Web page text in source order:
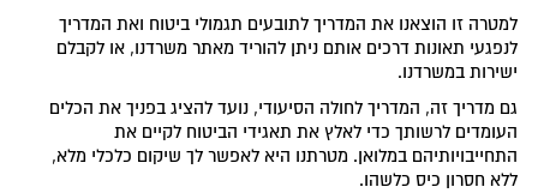
למטרה זו הוצאנו את המדריך לתובעים תגמולי ביטוח ואת המדריך
לנפגעי תאונות דרכים אותם ניתן להוריד מאתר משרדנו, או לקבלם
ישירות במשרדנו.
גם מדריך זה, המדריך לחולה הסיעודי, נועד להציג בפניך את הכלים
העומדים לרשותך כדי לאלץ את תאגידי הביטוח לקיים את
התחייבויותיהם במלואן. מטרתנו היא לאפשר לך שיקום כלכלי מלא,
ללא חסרון כיס כלשהו.